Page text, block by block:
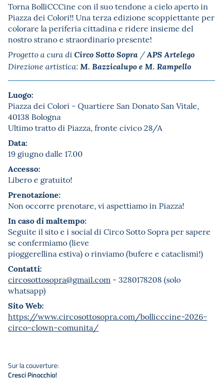
Torna BolliCCCine con il suo tendone a cielo aperto in
Piazza dei Colori!! Una terza edizione scoppiettante per
colorare la periferia cittadina e ridere insieme del
nostro strano e straordinario presente!
Progetto a cura diCirco Sotto Sopra /APS Artelego
Direzione artistica: M. Bazzicalupo e M. Rampello
Luogo:
Piazza dei Colori - Quartiere San Donato San Vitale,
40138 Bologna
Ultimo tratto di Piazza, fronte civico 28/A
Data:
19 giugno dalle 17.00
Accesso:
Libero e gratuito!
Prenotazione:
Non occorre prenotare, vi aspettiamo in Piazza!
In caso di maltempo:
Seguite il sito e i social di Circo Sotto Sopra per sapere
se confermiamo (lieve
pioggerellina estiva) o rinviamo (bufere e cataclismi!)
Contatti:
circosottosopra@gmail.com - 3280178208 (solo
whatsapp)
Sito Web:
https://www.circosottosopra.com/bollicccine-2026-
circo-clown-comunita/
Sur la couverture:
Cresci Pinocchio!